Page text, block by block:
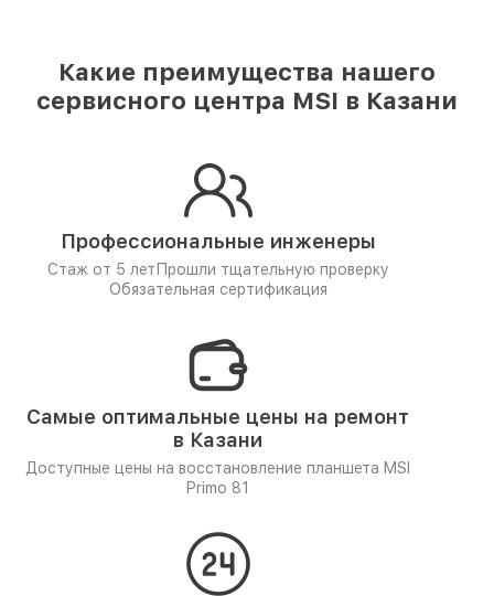
Какие преимущества нашего
сервисного центра MSI в Казани
Профессиональные инженеры
Стаж от 5 лет Прошли тщательную проверку
Обязательная сертификация
Самые оптимальные цены на ремонт
в Казани
Доступные цены на восстановление планшета MSI
Primo 81